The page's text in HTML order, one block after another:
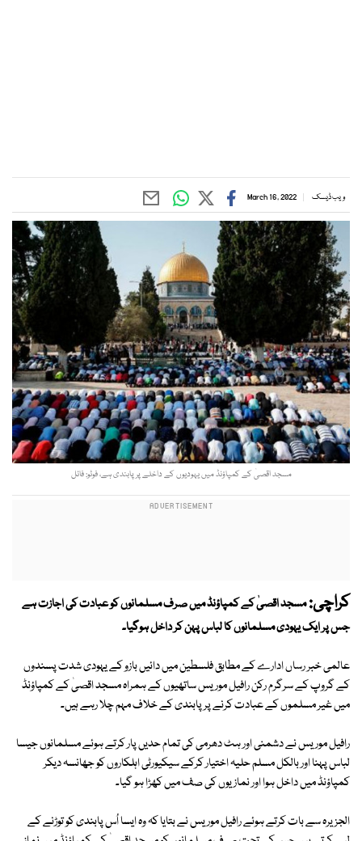
ویب ڈیسک March 16, 2022
مسجد اقصیٰ کے کمپاؤنڈ میں یہودیوں کے داخلے پر پابندی ہے، فوٹو: فائل
کراچی:مسجد اقصیٰ کے کمپاؤنڈ میں صرف مسلمانوں کو عبادت کی اجازت ہے
جس پر ایک یہودی مسلمانوں کا لباس پہن کر داخل ہوگیا۔
عالمی خبر رساں ادارے کے مطابق فلسطین میں دائیں بازو کے یہودی شدت پسندوں
کے گروپ کے سرگرم رکن رافیل موریس ساتھیوں کے ہمراہ مسجد اقصیٰ کے کمپاؤنڈ
میں غیر مسلموں کے عبادت کرنے پر پابندی کے خلاف مہم چلا رہے ہیں۔
رافیل موریس نے دشمنی اور ہٹ دھرمی کی تمام حدیں پار کرتے ہوئے مسلمانوں جیسا
لباس پہنا اور بالکل مسلم حلیہ اختیار کرکے سیکیورٹی اہلکاروں کو جھانسہ دیکر
کمپاؤنڈ میں داخل ہوا اور نمازیوں کی صف میں کھڑا ہو گیا۔
الجزیرہ سے بات کرتے ہوئے رافیل موریس نے بتایا کہ وہ ایسا اُس پابندی کو توڑنے کے